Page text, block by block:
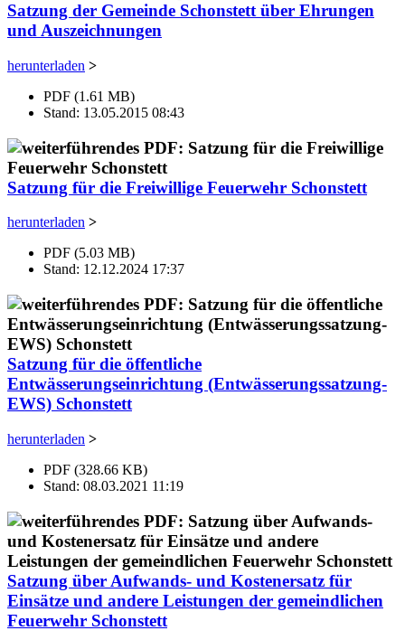
Satzung der Gemeinde Schonstett über Ehrungen
und Auszeichnungen
herunterladen >
PDF (1.61 MB)
Stand: 13.05.2015 08:43
Satzung für die Freiwillige Feuerwehr Schonstett
herunterladen >
PDF (5.03 MB)
Stand: 12.12.2024 17:37
Satzung für die öffentliche
Entwässerungseinrichtung (Entwässerungssatzung-
EWS) Schonstett
herunterladen >
PDF (328.66 KB)
Stand: 08.03.2021 11:19
Satzung über Aufwands- und Kostenersatz für
Einsätze und andere Leistungen der gemeindlichen
Feuerwehr Schonstett